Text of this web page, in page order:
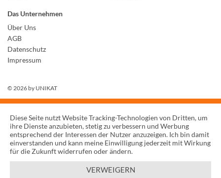
Das Unternehmen
Über Uns
AGB
Datenschutz
Impressum
© 2026 by UNIKAT
Diese Seite nutzt Website Tracking-Technologien von Dritten, um
ihre Dienste anzubieten, stetig zu verbessern und Werbung
entsprechend der Interessen der Nutzer anzuzeigen. Ich bin damit
einverstanden und kann meine Einwilligung jederzeit mit Wirkung
für die Zukunft widerrufen oder ändern.
VERWEIGERN